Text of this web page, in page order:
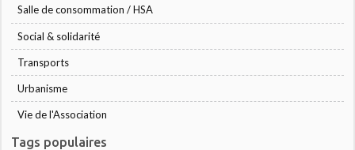
Salle de consommation / HSA
Social & solidarité
Transports
Urbanisme
Vie de l'Association
Tags populaires